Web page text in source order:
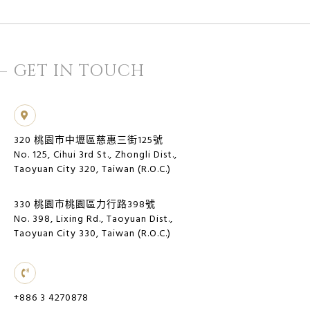
GET IN TOUCH
320 桃園市中壢區慈惠三街125號
No. 125, Cihui 3rd St., Zhongli Dist.,
Taoyuan City 320, Taiwan (R.O.C.)
330 桃園市桃園區力行路398號
No. 398, Lixing Rd., Taoyuan Dist.,
Taoyuan City 330, Taiwan (R.O.C.)
+886 3 4270878